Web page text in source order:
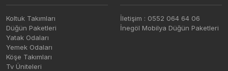
Koltuk Takımları
Düğün Paketleri
Yatak Odaları
Yemek Odaları
Köşe Takımları
Tv Üniteleri
İletişim : 0552 064 64 06
İnegöl Mobilya Düğün Paketleri